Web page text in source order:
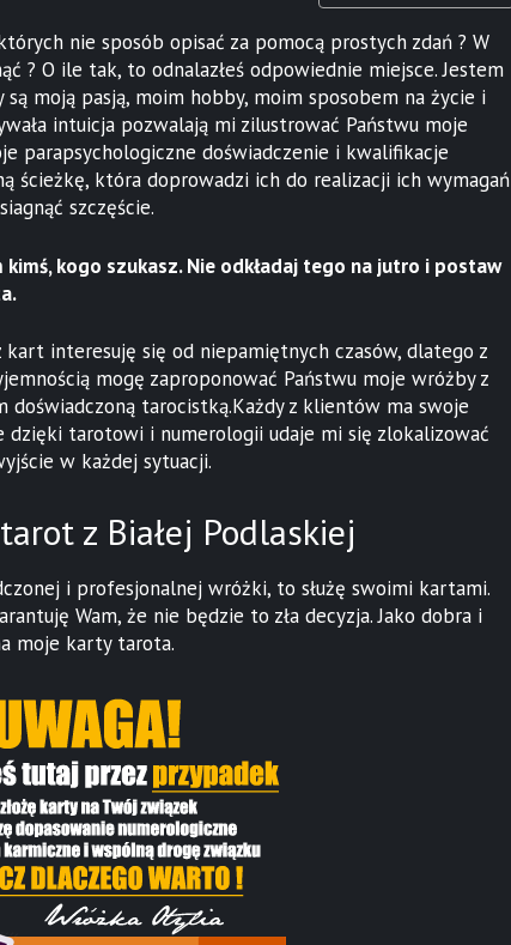
nie sposób opisać za pomocą prostych zdań ? W
? O ile tak, to odnalazłeś odpowiednie miejsce. Jestem
moją pasją, moim hobby, moim sposobem na życie i
intuicja pozwalają mi zilustrować Państwu moje
parapsychologiczne doświadczenie i kwalifikacje
ścieżkę, która doprowadzi ich do realizacji ich wymagań
szczęście.
kimś, kogo szukasz. Nie odkładaj tego na jutro i postaw
kart interesuję się od niepamiętnych czasów, dlatego z
mogę zaproponować Państwu moje wróżby z
doświadczoną tarocistką.Każdy z klientów ma swoje
dzięki tarotowi i numerologii udaje mi się zlokalizować
w każdej sytuacji.
z Białej Podlaskiej
i profesjonalnej wróżki, to służę swoimi kartami.
Wam, że nie będzie to zła decyzja. Jako dobra i
moje karty tarota.